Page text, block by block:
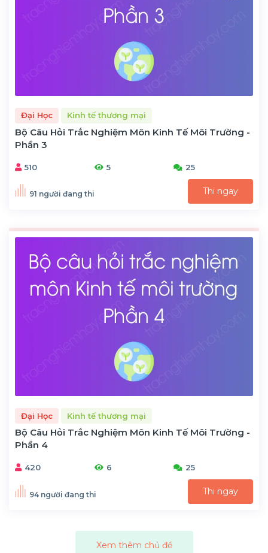
Đại Học Kinh tế thương mại
Bộ Câu Hỏi Trắc Nghiệm Môn Kinh Tế Môi Trường -
Phần 3
510 5 25
91 người đang thi Thi ngay
Đại Học Kinh tế thương mại
Bộ Câu Hỏi Trắc Nghiệm Môn Kinh Tế Môi Trường -
Phần 4
420 6 25
94 người đang thi Thi ngay
Xem thêm chủ đề